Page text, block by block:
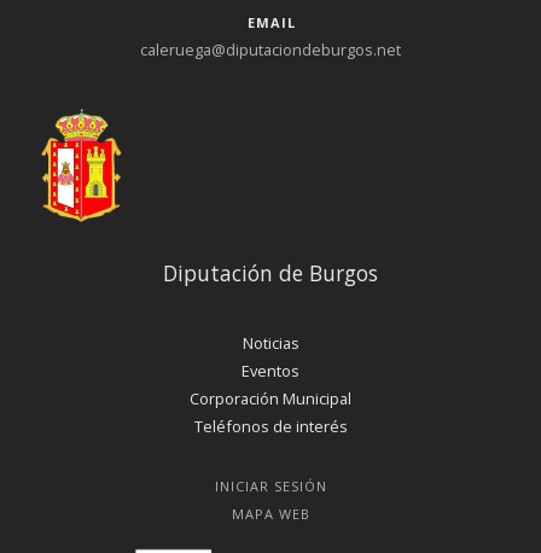
EMAIL
caleruega@diputaciondeburgos.net
Diputación de Burgos
Noticias
Eventos
Corporación Municipal
Teléfonos de interés
INICIAR SESIÓN
MAPA WEB